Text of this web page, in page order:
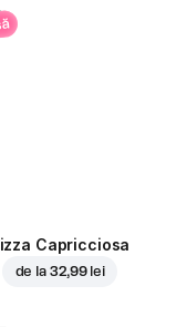
Capricciosa
de la 32,99 lei